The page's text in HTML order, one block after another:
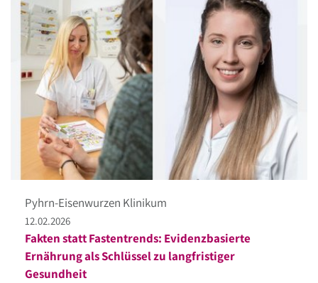
Pyhrn-Eisenwurzen Klinikum
12.02.2026
Fakten statt Fastentrends: Evidenzbasierte
Ernährung als Schlüssel zu langfristiger
Gesundheit